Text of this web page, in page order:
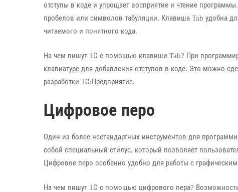
отступы в коде и упрощает восприятие и чтение
пробелов или символов табуляции. Клавиша Tab удобна
читаемого и понятного кода.
На чем пишут 1С с помощью клавиши Tab? При
клавиатуре для добавления отступов в коде. Это можно
разработки 1С:Предприятие.
Цифровое перо
Один из более нестандартных инструментов для
собой специальный стилус, который позволяет
Цифровое перо особенно удобно для работы с
На чем пишут 1С с помощью цифрового пера?